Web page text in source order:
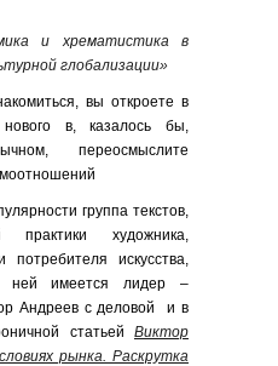
и хрематистика в
глобализации»
вы откроете в
в, казалось бы,
переосмыслите
группа текстов,
практики художника,
потребителя искусства,
ней имеется лидер –
Андреев с деловой и в
статьей Виктор
рынка. Раскрутка